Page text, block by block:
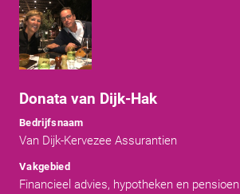
Donata van Dijk-Hak
Bedrijfsnaam
Van Dijk-Kervezee Assurantien
Vakgebied
Financieel advies, hypotheken en pensioen